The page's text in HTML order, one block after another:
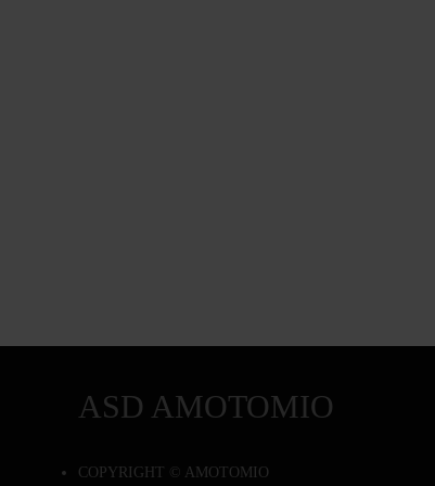
ASD AMOTOMIO
COPYRIGHT © AMOTOMIO